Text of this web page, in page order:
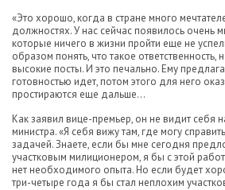
«Это хорошо, когда в стране много
должностях. У нас сейчас появилось
которые ничего в жизни пройти еще не
образом понять, что такое ответственность,
высокие посты. И это печально. Ему
готовностью идет, потом этого для него
простираются еще дальше...
Как заявил вице-премьер, он не видит себя
министра. «Я себя вижу там, где могу
задачей. Знаете, если бы мне сегодня
участковым милиционером, я бы с этой
нет необходимого опыта. Но если будет
три-четыре года я бы стал неплохим